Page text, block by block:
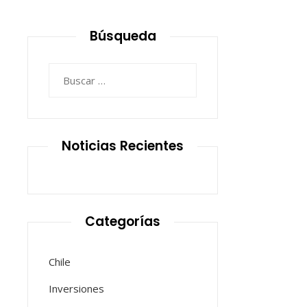
Búsqueda
Noticias Recientes
Categorías
Chile
Inversiones